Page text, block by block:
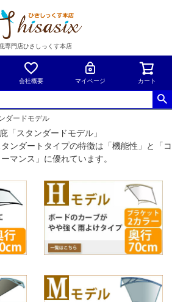
庇専門店ひさしっくす本店
会社概要 マイページ カート
ダードモデル
「スタンダードモデル」
ンダートタイプの特徴は「機能性」と「コ
マンス」に優れています。